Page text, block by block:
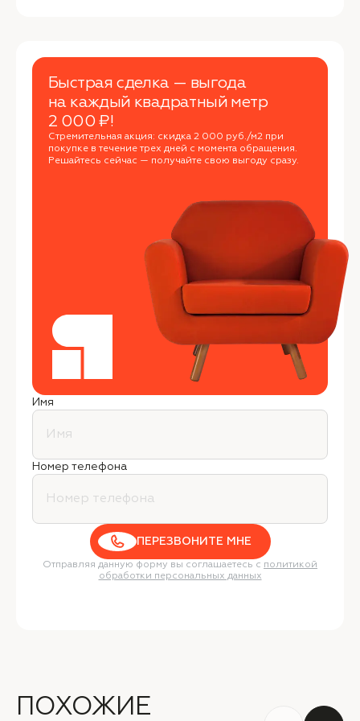
Быстрая сделка — выгода
на каждый квадратный метр
2 000 ₽!
Стремительная акция: скидка 2 000 руб./м2 при
покупке в течение трех дней с момента обращения.
Решайтесь сейчас — получайте свою выгоду сразу.
Имя
Номер телефона
ПЕРЕЗВОНИТЕ МНЕ
Отправляя данную форму вы соглашаетесь с политикой
обработки персональных данных
ПОХОЖИЕ